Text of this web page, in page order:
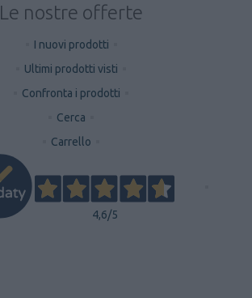
Le nostre offerte
I nuovi prodotti
Ultimi prodotti visti
Confronta i prodotti
Cerca
Carrello
4,6/5